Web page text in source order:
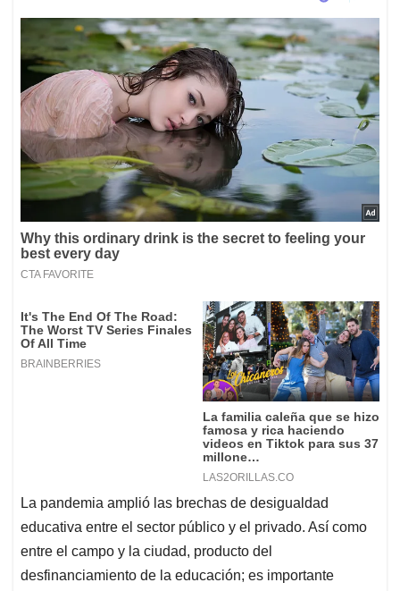
La pandemia amplió las brechas de desigualdad
educativa entre el sector público y el privado. Así como
entre el campo y la ciudad, producto del
desfinanciamiento de la educación; es importante